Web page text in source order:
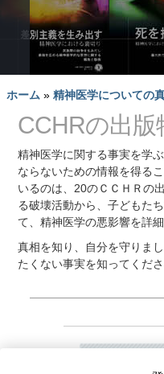
prev
next
ホーム » 精神医学についての
CCHRの出版
精神医学に関する事実を学
ならないための情報を得る
いるのは、20のＣＣＨＲの
る破壊活動から、子どもた
て、精神医学の悪影響を詳
真相を知り、自分を守りま
たくない事実を知ってくださ